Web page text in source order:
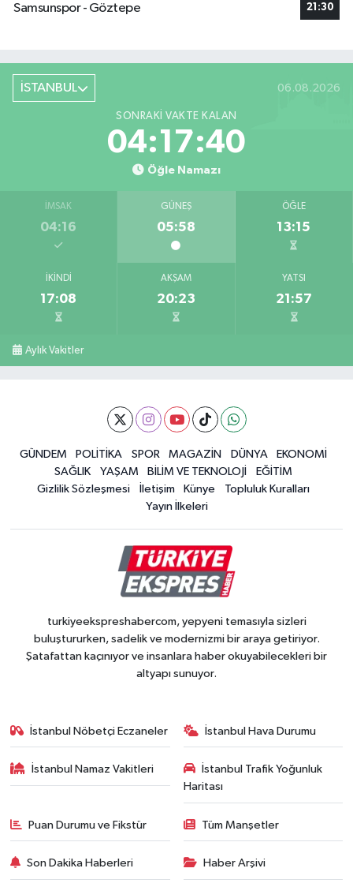
Samsunspor - Göztepe
21:30
İSTANBUL 06.08.2026
SONRAKI VAKTE KALAN
04:17:39
Öğle Namazı
İMSAK
04:16
GÜNEŞ
05:58
ÖĞLE
13:15
İKINDI
17:08
AKŞAM
20:23
YATSI
21:57
Aylık Vakitler
GÜNDEM POLİTİKA SPOR MAGAZİN DÜNYA
EKONOMİ
SAĞLIK
YAŞAM BİLİM VE TEKNOLOJİ
EĞİTİM
Gizlilik Sözleşmesi
İletişim Künye
Topluluk Kuralları
Yayın İlkeleri
turkiyeekspreshabercom, yepyeni temasıyla sizleri
buluştururken, sadelik ve modernizmi bir araya getiriyor.
Şatafattan kaçınıyor ve insanlara haber okuyabilecekleri bir
altyapı sunuyor.
İstanbul Nöbetçi Eczaneler İstanbul Hava Durumu
İstanbul Namaz Vakitleri
İstanbul Trafik Yoğunluk
Haritası
Puan Durumu ve Fikstür Tüm Manşetler
Son Dakika Haberleri Haber Arşivi